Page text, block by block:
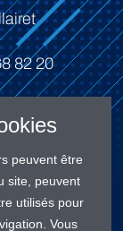
82 20
peuvent être
site, peuvent
utilisés pour
Vous